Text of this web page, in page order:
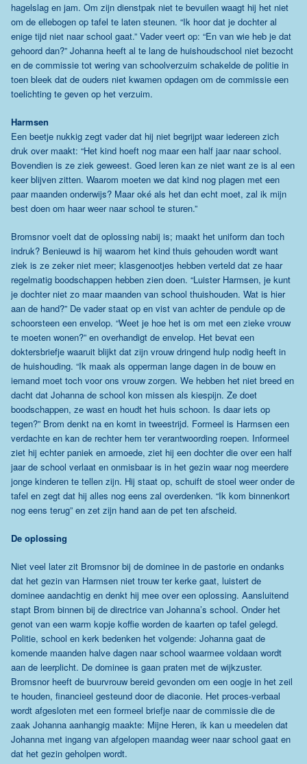
hagelslag en jam. Om zijn dienstpak niet te bevuilen waagt hij het niet
om de ellebogen op tafel te laten steunen. “Ik hoor dat je dochter al
enige tijd niet naar school gaat.” Vader veert op: “En van wie heb je dat
gehoord dan?” Johanna heeft al te lang de huishoudschool niet bezocht
en de commissie tot wering van schoolverzuim schakelde de politie in
toen bleek dat de ouders niet kwamen opdagen om de commissie een
toelichting te geven op het verzuim.
Harmsen
Een beetje nukkig zegt vader dat hij niet begrijpt waar iedereen zich
druk over maakt: “Het kind hoeft nog maar een half jaar naar school.
Bovendien is ze ziek geweest. Goed leren kan ze niet want ze is al een
keer blijven zitten. Waarom moeten we dat kind nog plagen met een
paar maanden onderwijs? Maar oké als het dan echt moet, zal ik mijn
best doen om haar weer naar school te sturen.”
Bromsnor voelt dat de oplossing nabij is; maakt het uniform dan toch
indruk? Benieuwd is hij waarom het kind thuis gehouden wordt want
ziek is ze zeker niet meer; klasgenootjes hebben verteld dat ze haar
regelmatig boodschappen hebben zien doen. “Luister Harmsen, je kunt
je dochter niet zo maar maanden van school thuishouden. Wat is hier
aan de hand?” De vader staat op en vist van achter de pendule op de
schoorsteen een envelop. “Weet je hoe het is om met een zieke vrouw
te moeten wonen?” en overhandigt de envelop. Het bevat een
doktersbriefje waaruit blijkt dat zijn vrouw dringend hulp nodig heeft in
de huishouding. “Ik maak als opperman lange dagen in de bouw en
iemand moet toch voor ons vrouw zorgen. We hebben het niet breed en
dacht dat Johanna de school kon missen als kiespijn. Ze doet
boodschappen, ze wast en houdt het huis schoon. Is daar iets op
tegen?” Brom denkt na en komt in tweestrijd. Formeel is Harmsen een
verdachte en kan de rechter hem ter verantwoording roepen. Informeel
ziet hij echter paniek en armoede, ziet hij een dochter die over een half
jaar de school verlaat en onmisbaar is in het gezin waar nog meerdere
jonge kinderen te tellen zijn. Hij staat op, schuift de stoel weer onder de
tafel en zegt dat hij alles nog eens zal overdenken. “Ik kom binnenkort
nog eens terug” en zet zijn hand aan de pet ten afscheid.
De oplossing
Niet veel later zit Bromsnor bij de dominee in de pastorie en ondanks
dat het gezin van Harmsen niet trouw ter kerke gaat, luistert de
dominee aandachtig en denkt hij mee over een oplossing. Aansluitend
stapt Brom binnen bij de directrice van Johanna’s school. Onder het
genot van een warm kopje koffie worden de kaarten op tafel gelegd.
Politie, school en kerk bedenken het volgende: Johanna gaat de
komende maanden halve dagen naar school waarmee voldaan wordt
aan de leerplicht. De dominee is gaan praten met de wijkzuster.
Bromsnor heeft de buurvrouw bereid gevonden om een oogje in het zeil
te houden, financieel gesteund door de diaconie. Het proces-verbaal
wordt afgesloten met een formeel briefje naar de commissie die de
zaak Johanna aanhangig maakte: Mijne Heren, ik kan u meedelen dat
Johanna met ingang van afgelopen maandag weer naar school gaat en
dat het gezin geholpen wordt.